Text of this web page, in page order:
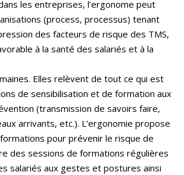
les entreprises, l’ergonome peut
(process, processus) tenant
des facteurs de risque des TMS,
à la santé des salariés et à la
Elles relèvent de tout ce qui est
de sensibilisation et de formation aux
(transmission de savoirs faire,
arrivants, etc.). L’ergonomie propose
pour prévenir le risque de
des sessions de formations régulières
salariés aux gestes et postures ainsi